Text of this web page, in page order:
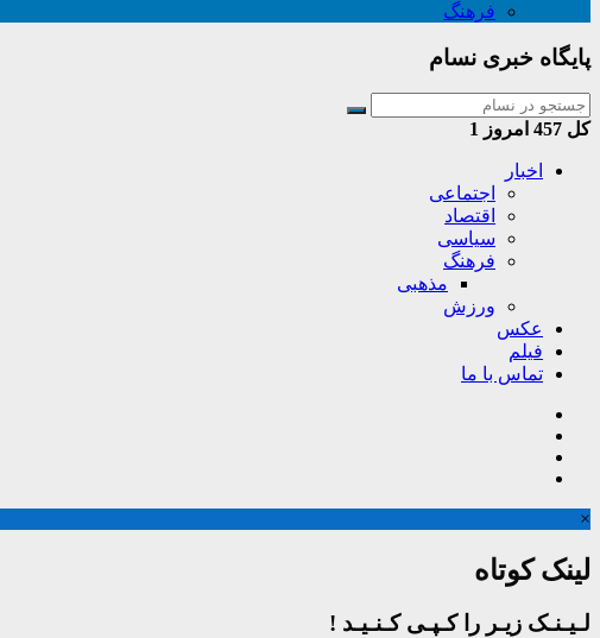
فرهنگ
پایگاه خبری نسام
کل امروز 1
اخبار
اجتماعی
اقتصاد
سیاسی
فرهنگ
مذهبی
ورزش
عکس
فیلم
تماس با ما
×
لینک کوتاه
لـیـنـک زیـر را کـپـی کـنـیـد !